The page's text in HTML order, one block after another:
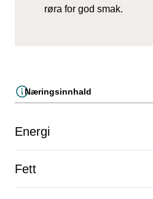
røra for god smak.
Næringsinnhald
Energi
Fett